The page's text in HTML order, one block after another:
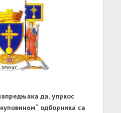
да, упркос
одборника са